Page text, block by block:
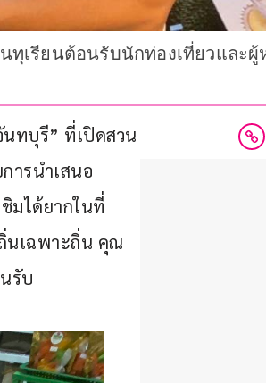
เรียนต้อนรับนักท่องเที่ยวและ
นทบุรี” ที่เปิดสวน
ารนำเสนอ
มได้ยากในที่
นเฉพาะถิ่น คุณ
รับ